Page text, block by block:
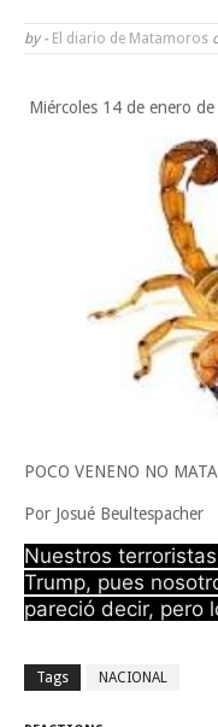
Martes en Tu
La ONU publica
Disney reconoce a
Ayuntamiento entrega
by - El diario de Matamoros
Miércoles 14 de enero
POCO VENENO NO MATA
Por Josué Beultespacher
Nuestros
Trump, pues
pareció decir, pero
Tags NACIONAL